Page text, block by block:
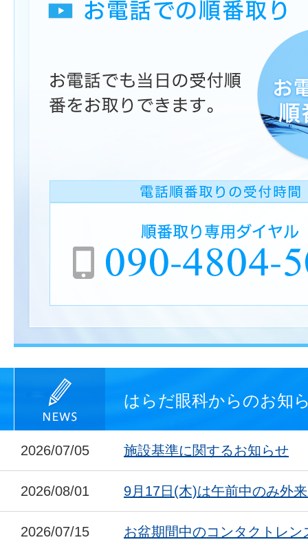
はらだ眼科からのお知
2026/07/05 施設基準に関するお知らせ
2026/08/01 9月17日(木)は午前中のみ外
2026/07/15 お盆期間中のコンタクトレン